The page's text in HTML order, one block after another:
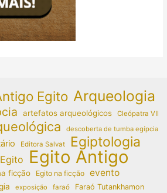
Egito Arqueologia
artefatos arqueológicos Cleópatra VII
descoberta de tumba egípcia
Editora Salvat Egiptologia
Egito Egito Antigo
ficção Egito na ficção evento
exposição faraó Faraó Tutankhamon